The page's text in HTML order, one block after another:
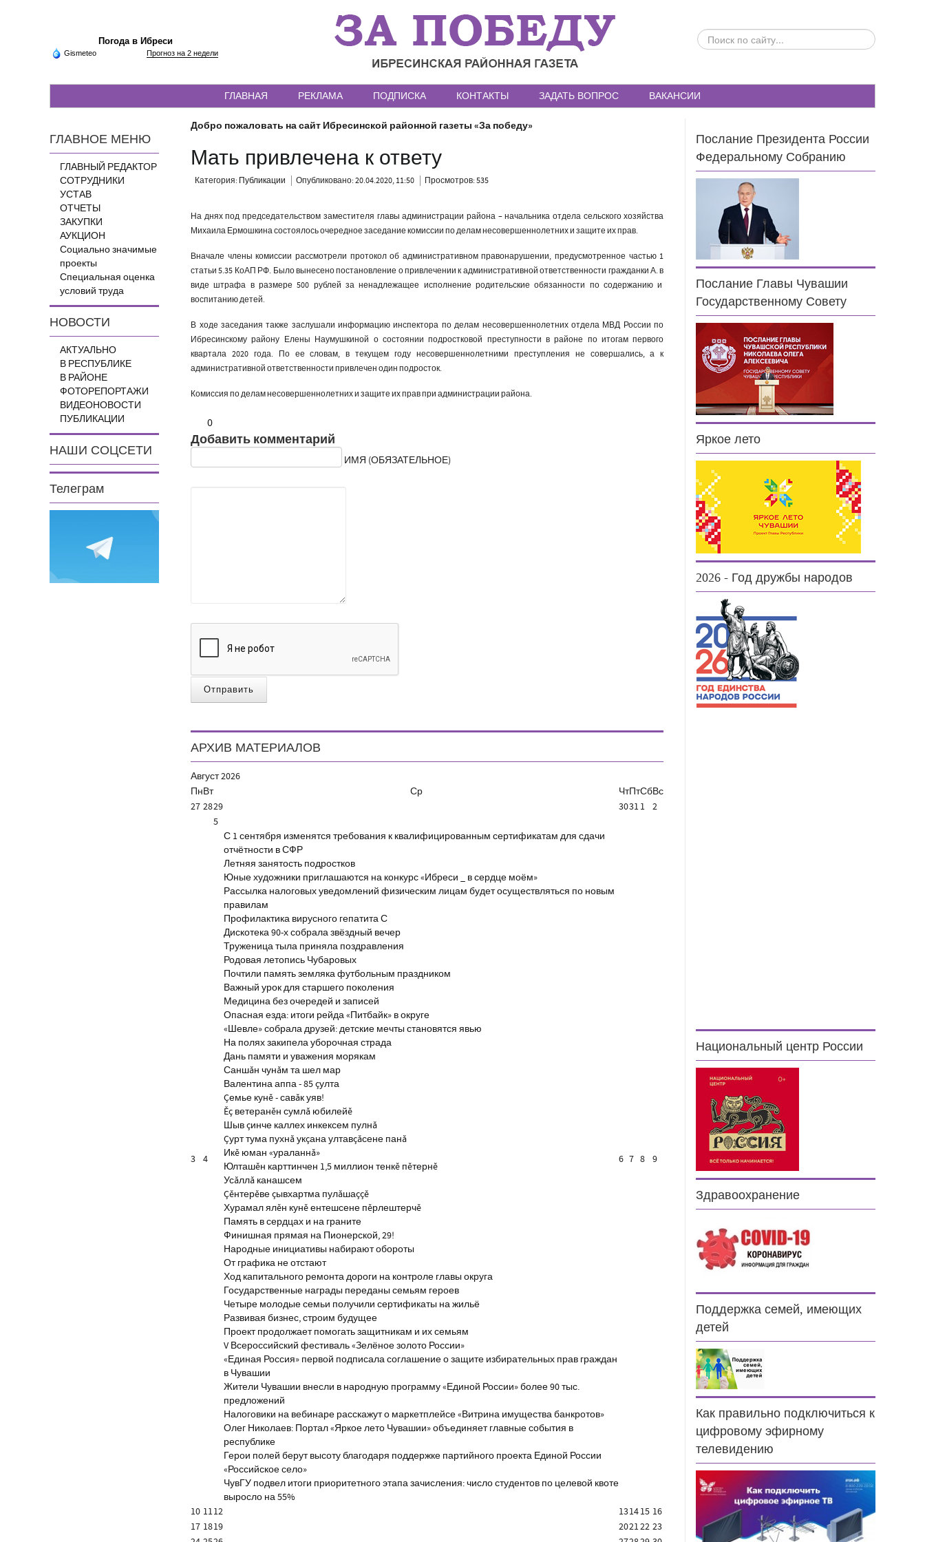
Погода в Ибреси
Gismeteo Прогноз на 2 недели
ПОИСК
ПО
ГЛАВНАЯ РЕКЛАМА ПОДПИСКА КОНТАКТЫ ЗАДАТЬ ВОПРОС ВАКАНСИИ
ГЛАВНОЕ МЕНЮ
ГЛАВНЫЙ РЕДАКТОР
СОТРУДНИКИ
УСТАВ
ОТЧЕТЫ
ЗАКУПКИ
АУКЦИОН
Социально значимые
проекты
Специальная оценка
условий труда
НОВОСТИ
АКТУАЛЬНО
В РЕСПУБЛИКЕ
В РАЙОНЕ
ФОТОРЕПОРТАЖИ
ВИДЕОНОВОСТИ
ПУБЛИКАЦИИ
НАШИ СОЦСЕТИ
Телеграм
Добро пожаловать на сайт Ибресинской районной газеты «За победу»
Мать привлечена к ответу
Категория: Публикации Опубликовано: 20.04.2020, 11:50 Просмотров: 535
На днях под председательством заместителя главы администрации района – начальника отдела сельского хозяйства
Михаила Ермошкина состоялось очередное заседание комиссии по делам несовершеннолетних и защите их прав.
Вначале члены комиссии рассмотрели протокол об административном правонарушении, предусмотренное частью 1
статьи 5.35 КоАП РФ. Было вынесено постановление о привлечении к административной ответственности гражданки А. в
виде штрафа в размере 500 рублей за ненадлежащее исполнение родительские обязанности по содержанию и
воспитанию детей.
В ходе заседания также заслушали информацию инспектора по делам несовершеннолетних отдела МВД России по
Ибресинскому району Елены Наумушкиной о состоянии подростковой преступности в районе по итогам первого
квартала 2020 года. По ее словам, в текущем году несовершеннолетними преступления не совершались, а к
административной ответственности привлечен один подросток.
Комиссия по делам несовершеннолетних и защите их прав при администрации района.
0
Добавить комментарий
ИМЯ (ОБЯЗАТЕЛЬНОЕ)
Отправить
АРХИВ МАТЕРИАЛОВ
Август2026
ПнВт Ср ЧтПтСбВс
27 2829 30311 2
3 4
5
С 1 сентября изменятся требования к квалифицированным сертификатам для сдачи
отчётности в СФР
Летняя занятость подростков
Юные художники приглашаются на конкурс «Ибреси _ в сердце моём»
Рассылка налоговых уведомлений физическим лицам будет осуществляться по новым
правилам
Профилактика вирусного гепатита С
Дискотека 90-х собрала звёздный вечер
Труженица тыла приняла поздравления
Родовая летопись Чубаровых
Почтили память земляка футбольным праздником
Важный урок для старшего поколения
Медицина без очередей и записей
Опасная езда: итоги рейда «Питбайк» в округе
«Шевле» собрала друзей: детские мечты становятся явью
На полях закипела уборочная страда
Дань памяти и уважения морякам
Саншăн чунăм та шел мар
Валентина аппа - 85 çулта
Çемье кунĕ - савăк уяв!
Ĕç ветеранĕн сумлă юбилейĕ
Шыв çинче каллех инкексем пулнă
Çурт тума пухнă укçана ултавçăсене панă
Икĕ юман «ураланнă»
Юлташĕн карттинчен 1,5 миллион тенкĕ пĕтернĕ
Усăллă канашсем
Çĕнтерĕве çывхартма пулăшаççĕ
Хурамал ялĕн кунĕ ентешсене пĕрлештерчĕ
Память в сердцах и на граните
Финишная прямая на Пионерской, 29!
Народные инициативы набирают обороты
От графика не отстают
Ход капитального ремонта дороги на контроле главы округа
Государственные награды переданы семьям героев
Четыре молодые семьи получили сертификаты на жильё
Развивая бизнес, строим будущее
Проект продолжает помогать защитникам и их семьям
V Всероссийский фестиваль «Зелёное золото России»
«Единая Россия» первой подписала соглашение о защите избирательных прав граждан
в Чувашии
Жители Чувашии внесли в народную программу «Единой России» более 90 тыс.
предложений
Налоговики на вебинаре расскажут о маркетплейсе «Витрина имущества банкротов»
Олег Николаев: Портал «Яркое лето Чувашии» объединяет главные события в
республике
Герои полей берут высоту благодаря поддержке партийного проекта Единой России
«Российское село»
ЧувГУ подвел итоги приоритетного этапа зачисления: число студентов по целевой квоте
выросло на 55%
6 7 8 9
10 1112 131415 16
17 1819 202122 23
Послание Президента России
Федеральному Собранию
Послание Главы Чувашии
Государственному Совету
Яркое лето
2026 - Год дружбы народов
Национальный центр России
Здравоохранение
Поддержка семей, имеющих
детей
Как правильно подключиться к
цифровому эфирному
телевидению